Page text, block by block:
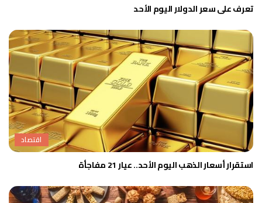
تعرف على سعر الدولار اليوم الأحد
اقتصاد
استقرار أسعار الذهب اليوم الأحد.. عيار 21 مفاجأة